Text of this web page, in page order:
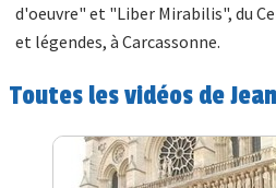
d'oeuvre" et "Liber Mirabilis", du
et légendes, à Carcassonne.
Toutes les vidéos de